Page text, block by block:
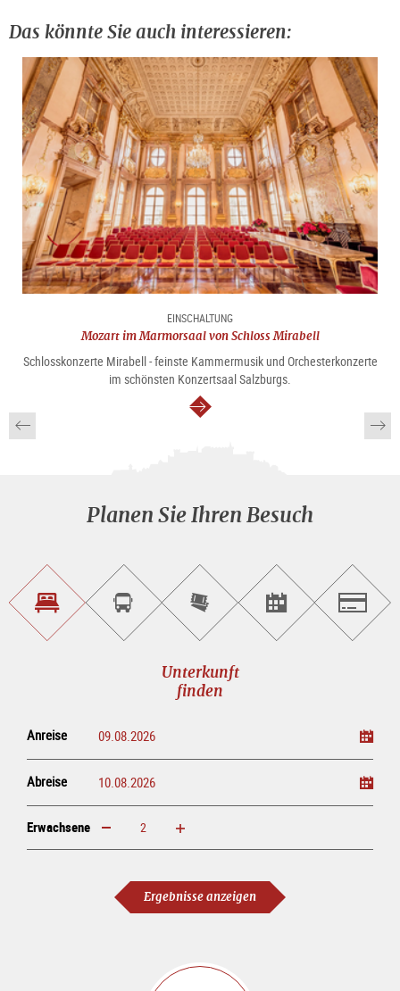
Das könnte Sie auch interessieren:
EINSCHALTUNG
Mozart im Marmorsaal von Schloss Mirabell
Schlosskonzerte Mirabell - feinste Kammermusik und Orchesterkonzerte
im schönsten Konzertsaal Salzburgs.
weiter
Planen Sie Ihren Besuch
Unterkunft<br>findenSightseeing<br>Tour
buchen
Tickets
online<br>kaufen
Events<br>finden
Unterkunft
finden
Anreise
Abreise
Erwachsene erhöhen verringern
Ergebnisse anzeigen